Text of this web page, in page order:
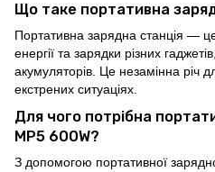
Що таке портативна
Портативна зарядна станція —
енергії та зарядки різних
акумуляторів. Це незамінна річ
екстрених ситуаціях.
Для чого потрібна
MP5 600W?
З допомогою портативної